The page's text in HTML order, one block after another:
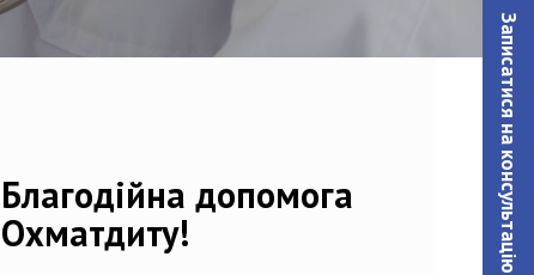
Записатися на консультацiю
Благодійна допомога
Охматдиту!